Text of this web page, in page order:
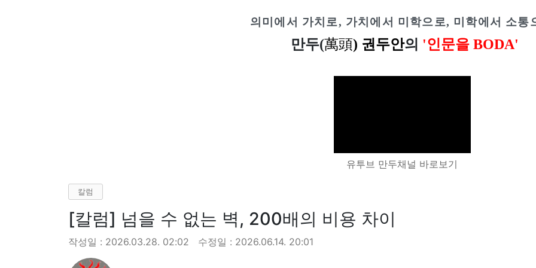
의미에서 가치로, 가치에서 미학으로, 미학에서 소통
만두(萬頭) 권두안의 '인문을 BODA'
유투브 만두채널 바로보기
칼럼
[칼럼] 넘을 수 없는 벽, 200배의 비용 차이
작성일 : 2026.03.28. 02:02 수정일 : 2026.06.14. 20:01